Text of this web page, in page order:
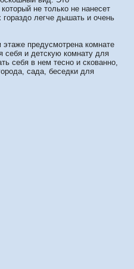
не только не нанесет
легче дышать и очень
предусмотрена комнате
и детскую комнату для
себя в нем тесно и скованно,
сада, беседки для